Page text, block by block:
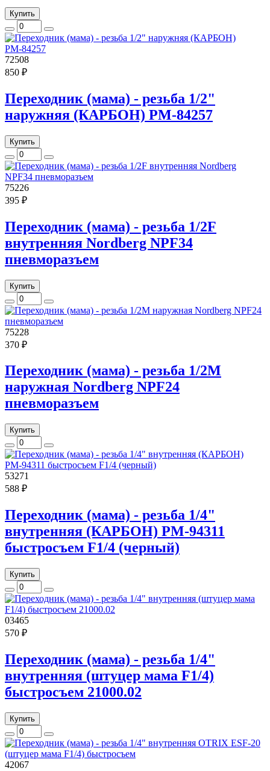
Купить
72508
850 ₽
Переходник (мама) - резьба 1/2"
наружняя (КАРБОН) РМ-84257
Купить
75226
395 ₽
Переходник (мама) - резьба 1/2F
внутренняя Nordberg NPF34
пневморазъем
Купить
75228
370 ₽
Переходник (мама) - резьба 1/2M
наружная Nordberg NPF24
пневморазъем
Купить
53271
588 ₽
Переходник (мама) - резьба 1/4"
внутренняя (КАРБОН) РМ-94311
быстросъем F1/4 (черный)
Купить
03465
570 ₽
Переходник (мама) - резьба 1/4"
внутренняя (штуцер мама F1/4)
быстросъем 21000.02
Купить
42067